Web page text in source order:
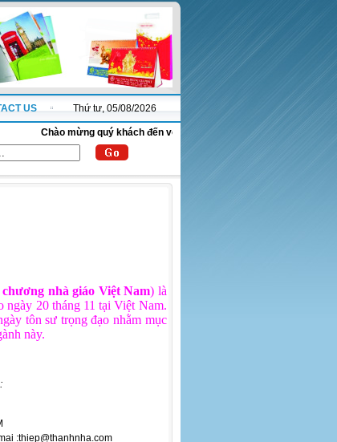
US Thứ tư, 05/08/2026
Chào mừng quý khách đến với website thanhnha.com !
nhà giáo Việt Nam) là
ngày 20 tháng 11 tại Việt Nam.
tôn sư trọng đạo nhằm mục
này.
:thiep@thanhnha.com